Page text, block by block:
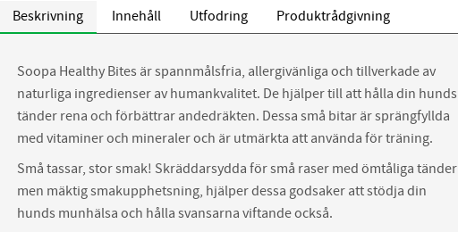
Beskrivning Innehåll Utfodring Produktrådgivning
Soopa Healthy Bites är spannmålsfria, allergivänliga och tillverkade av
naturliga ingredienser av humankvalitet. De hjälper till att hålla din hunds
tänder rena och förbättrar andedräkten. Dessa små bitar är sprängfyllda
med vitaminer och mineraler och är utmärkta att använda för träning.
Små tassar, stor smak! Skräddarsydda för små raser med ömtåliga tänder
men mäktig smakupphetsning, hjälper dessa godsaker att stödja din
hunds munhälsa och hålla svansarna viftande också.